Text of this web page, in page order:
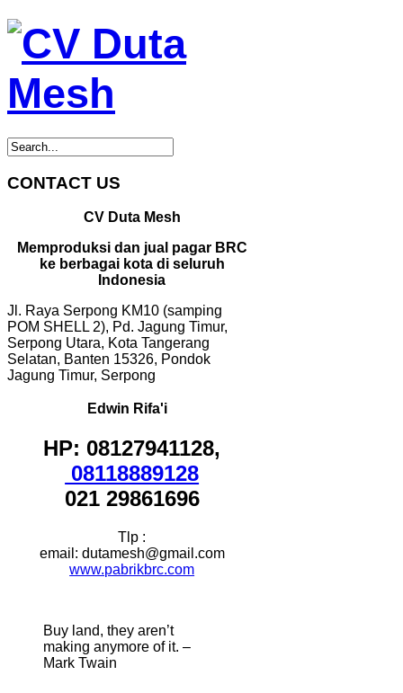
CONTACT US
CV Duta Mesh
Memproduksi dan jual pagar BRC
ke berbagai kota di seluruh
Indonesia
Jl. Raya Serpong KM10 (samping
POM SHELL 2), Pd. Jagung Timur,
Serpong Utara, Kota Tangerang
Selatan, Banten 15326, Pondok
Jagung Timur, Serpong
Edwin Rifa'i
HP: 08127941128,
08118889128
021 29861696
Tlp :
email: dutamesh@gmail.com
www.pabrikbrc.com
Buy land, they aren’t
making anymore of it. –
Mark Twain